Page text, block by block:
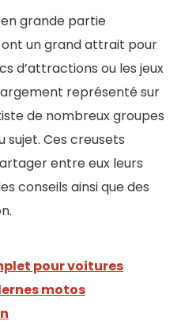
grande partie
un grand attrait pour
d’attractions ou les jeux
représenté sur
de nombreux groupes
sujet. Ces creusets
entre eux leurs
conseils ainsi que des
pour voitures
motos